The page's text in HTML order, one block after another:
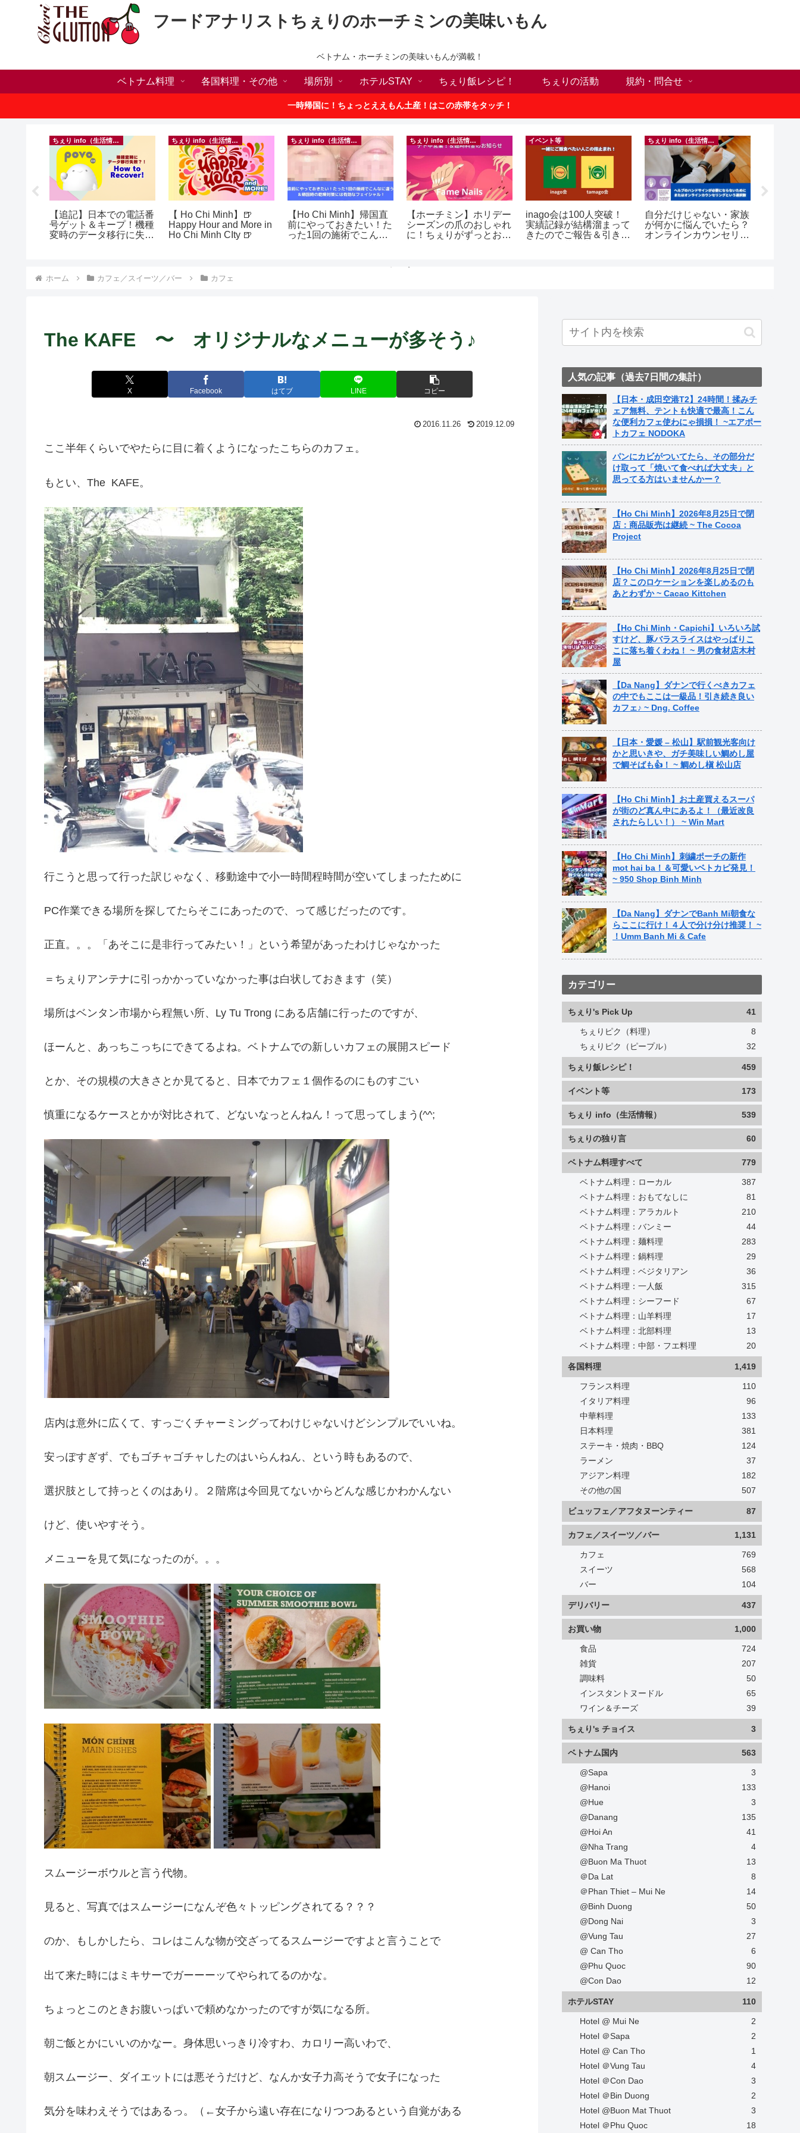
フードアナリストちぇりのホーチミンの美味いもん
ベトナム・ホーチミンの美味いもんが満載！
ベトナム料理 各国料理・その他 場所別 ホテルSTAY ちぇり飯レシピ！ ちぇりの活動 規約・問合せ
一時帰国に！ちょっとええもん土産！はこの赤帯をタッチ！
ちぇり info（生活情報）
【追記】日本での電話番
号ゲット＆キープ！機種
変時のデータ移行に失敗
ちぇり info（生活情報）
【 Ho Chi Minh】🍺
Happy Hour and More in
Ho Chi Minh CIty 🍺
ちぇり info（生活情報）
【Ho Chi Minh】帰国直
前にやっておきたい！た
った1回の施術でこんな
ちぇり info（生活情報）
【ホーチミン】ホリデー
シーズンの爪のおしゃれ
に！ちぇりがずっとお世
（テト前不適用期間&テ
イベント等
inago会は100人突破！
実績記録が結構溜まって
きたのでご報告＆引き続
ちぇり info（生活情報）
自分だけじゃない・家族
が何かに悩んでいたら？
オンラインカウンセリン
ホーム カフェ／スイーツ／バー カフェ
The KAFE 〜 オリジナルなメニューが多そう♪
X Facebook はてブ LINE コピー
2016.11.26 2019.12.09
ここ半年くらいでやたらに目に着くようになったこちらのカフェ。
もとい、The KAFE。
行こうと思って行った訳じゃなく、移動途中で小一時間程時間が空いてしまったために
PC作業できる場所を探してたらそこにあったので、って感じだったのです。
正直。。。「あそこに是非行ってみたい！」という希望があったわけじゃなかった
＝ちぇりアンテナに引っかかっていなかった事は白状しておきます（笑）
場所はベンタン市場から程無い所、Ly Tu Trong にある店舗に行ったのですが、
ほーんと、あっちこっちにできてるよね。ベトナムでの新しいカフェの展開スピード
とか、その規模の大きさとか見てると、日本でカフェ１個作るのにものすごい
慎重になるケースとかが対比されて、どないなっとんねん！って思ってしまう(^^;
店内は意外に広くて、すっごくチャーミングってわけじゃないけどシンプルでいいね。
安っぽすぎず、でもゴチャゴチャしたのはいらんねん、という時もあるので、
選択肢として持っとくのはあり。２階席は今回見てないからどんな感じかわかんない
けど、使いやすそう。
メニューを見て気になったのが。。。
スムージーボウルと言う代物。
見ると、写真ではスムージーになんぞ色々トッピングされてる？？？
のか、もしかしたら、コレはこんな物が交ざってるスムージーですよと言うことで
出て来た時にはミキサーでガーーーッてやられてるのかな。
ちょっとこのときお腹いっぱいで頼めなかったのですが気になる所。
朝ご飯とかにいいのかなー。身体思いっきり冷すわ、カロリー高いわで、
朝スムージー、ダイエットには悪そうだけど、なんか女子力高そうで女子になった
気分を味わえそうではあるっ。（←女子から遠い存在になりつつあるという自覚がある
人気の記事（過去7日間の集計）
【日本・成田空港T2】24時間！揉みチ
ェア無料、テントも快適で最高！こん
な便利カフェ使わにゃ損損！ ~エアポー
トカフェ NODOKA
パンにカビがついてたら、その部分だ
け取って「焼いて食べれば大丈夫」と
思ってる方はいませんかー？
【Ho Chi Minh】2026年8月25日で閉
店：商品販売は継続 ~ The Cocoa
Project
【Ho Chi Minh】2026年8月25日で閉
店？このロケーションを楽しめるのも
あとわずか ~ Cacao Kittchen
【Ho Chi Minh・Capichi】いろいろ試
すけど、豚バラスライスはやっぱりこ
こに落ち着くわね！ ~ 男の食材店木村
屋
【Da Nang】ダナンで行くべきカフェ
の中でもここは一級品！引き続き良い
カフェ♪ ~ Dng. Coffee
【日本・愛媛 – 松山】駅前観光客向け
かと思いきや、ガチ美味しい鯛めし屋
で鯛そばも👍！ ~ 鯛めし槇 松山店
【Ho Chi Minh】お土産買えるスーパ
が街のど真ん中にあるよ！（最近改良
されたらしい！） ~ Win Mart
【Ho Chi Minh】刺繍ポーチの新作
mot hai ba！＆可愛いベトカピ発見！
~ 950 Shop Binh Minh
【Da Nang】ダナンでBanh Mi朝食な
らここに行け！４人で分け分け推奨！ ~
！Umm Banh Mi & Cafe
カテゴリー
ちぇり's Pick Up 41
ちぇりピク（料理）
8
ちぇりピク（ピープル）
32
ちぇり飯レシピ！ 459
イベント等 173
ちぇり info（生活情報） 539
ちぇりの独り言 60
ベトナム料理すべて 779
ベトナム料理：ローカル
387
ベトナム料理：おもてなしに
81
ベトナム料理：アラカルト
210
ベトナム料理：バンミー
44
ベトナム料理：麺料理
283
ベトナム料理：鍋料理
29
ベトナム料理：ベジタリアン
36
ベトナム料理：一人飯
315
ベトナム料理：シーフード
67
ベトナム料理：山羊料理
17
ベトナム料理：北部料理
13
ベトナム料理：中部・フエ料理
20
各国料理 1,419
フランス料理
110
イタリア料理
96
中華料理
133
日本料理
381
ステーキ・焼肉・BBQ
124
ラーメン
37
アジアン料理
182
その他の国
507
ビュッフェ／アフタヌーンティー 87
カフェ／スイーツ／バー 1,131
カフェ
769
スイーツ
568
バー
104
デリバリー 437
お買い物 1,000
食品
724
雑貨
207
調味料
50
インスタントヌードル
65
ワイン＆チーズ
39
ちぇり's チョイス 3
ベトナム国内 563
@Sapa
3
@Hanoi
133
@Hue
3
@Danang
135
@Hoi An
41
@Nha Trang
4
@Buon Ma Thuot
13
＠Da Lat
8
＠Phan Thiet – Mui Ne
14
@Binh Duong
50
@Dong Nai
3
@Vung Tau
27
@ Can Tho
6
@Phu Quoc
90
@Con Dao
12
ホテルSTAY 110
Hotel @ Mui Ne
2
Hotel ＠Sapa
2
Hotel @ Can Tho
1
Hotel ＠Vung Tau
4
Hotel ＠Con Dao
3
Hotel ＠Bin Duong
2
Hotel @Buon Mat Thuot
3
Hotel ＠Phu Quoc
18